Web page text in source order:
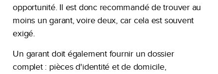
opportunité. Il est donc recommandé de trouver au
moins un garant, voire deux, car cela est souvent
exigé.
Un garant doit également fournir un dossier
complet : pièces d'identité et de domicile,